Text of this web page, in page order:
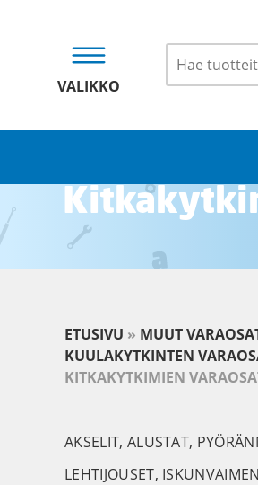
VALIKKO
ETUSIVU » MUUT
KUULAKYTKINTEN
KITKAKYTKIMIEN
AKSELIT, ALUSTAT,
LEHTIJOUSET,